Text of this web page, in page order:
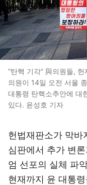
“탄핵 기각” 與의원들,
의원이 14일 오전 서울
대통령 탄핵소추안에 대
있다. 윤성호 기자
헌법재판소가 막바
심판에서 추가 변
엄 선포의 실체 파
현재까지 윤 대통